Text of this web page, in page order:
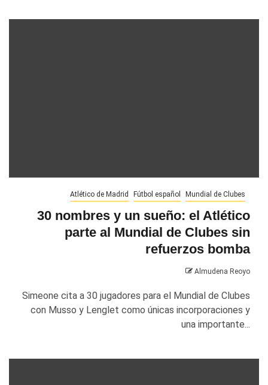
Atlético de Madrid Fútbol español Mundial de Clubes
30 nombres y un sueño: el Atlético
parte al Mundial de Clubes sin
refuerzos bomba
Almudena Reoyo
Simeone cita a 30 jugadores para el Mundial de Clubes
con Musso y Lenglet como únicas incorporaciones y
una importante...